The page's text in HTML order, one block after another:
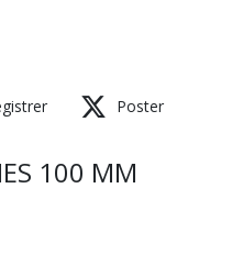
Poster
100 MM